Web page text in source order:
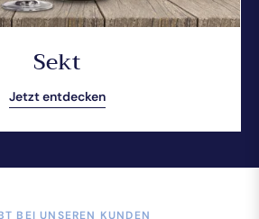
Sekt
Jetzt entdecken
BEI UNSEREN KUNDEN